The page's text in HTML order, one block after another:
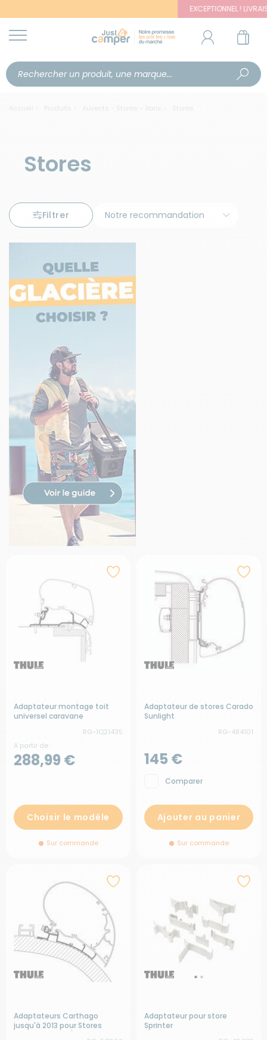
EXCEPTIONNEL ! LIVRAISON
Accueil Produits Auvents - Stores - Abris Stores
Stores
Filtrer
Adaptateur montage toit
universel caravane
RG-1Q21435
A partir de :
288,99 €
Choisir le modèle
Sur commande
Adaptateur de stores Carado
Sunlight
RG-484101
145 €
Comparer
Ajouter au panier
Sur commande
Adaptateurs Carthago
jusqu'à 2013 pour Stores
Adaptateur pour store
Sprinter